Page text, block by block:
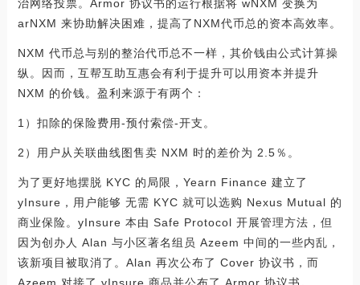
治网络投票。Armor 协议书的运行根据将 wNXM 变换为
arNXM 来协助解决困难，提高了NXM代币总的资本高效率。
NXM 代币总与别的整治代币总不一样，其价钱由公式计算操
纵。因而，互帮互助互惠会有利于提升可以用资本并提升
NXM 的价钱。盈利来源于有两个：
1）扣除的保险费用-预付索偿-开支。
2）用户从关联曲线图售卖 NXM 时的差价为 2.5％。
为了更好地摆脱 KYC 的局限，Yearn Finance 建立了
yInsure，用户能够 无需 KYC 就可以选购 Nexus Mutual 的
商业保险。yInsure 本由 Safe Protocol 开展管理方法，但
因为创办人 Alan 与小区著名组员 Azeem 中间的一些内乱，
该新项目被取消了。Alan 再次公布了 Cover 协议书，而